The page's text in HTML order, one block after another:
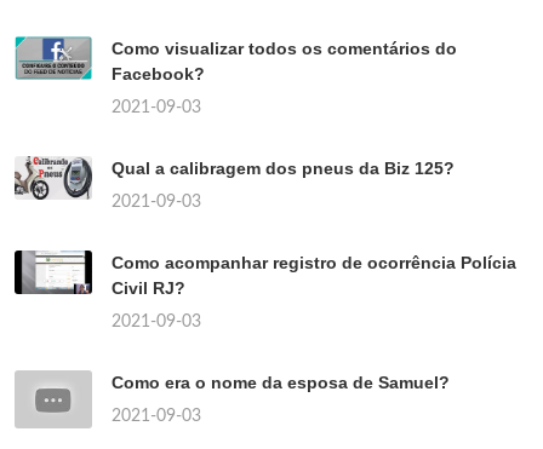
Como visualizar todos os comentários do
Facebook?
2021-09-03
Qual a calibragem dos pneus da Biz 125?
2021-09-03
Como acompanhar registro de ocorrência Polícia
Civil RJ?
2021-09-03
Como era o nome da esposa de Samuel?
2021-09-03